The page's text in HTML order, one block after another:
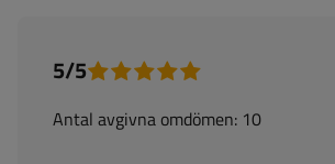
5/5
Antal avgivna omdömen: 10